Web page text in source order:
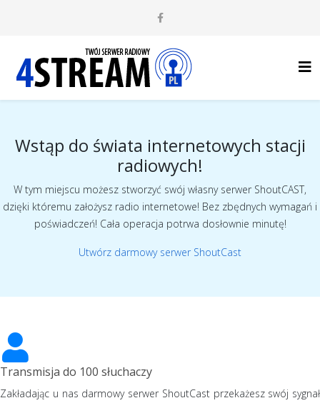
Wstąp do świata internetowych stacji
radiowych!
W tym miejscu możesz stworzyć swój własny serwer ShoutCAST,
dzięki któremu założysz radio internetowe! Bez zbędnych wymagań i
poświadczeń! Cała operacja potrwa dosłownie minutę!
Utwórz darmowy serwer ShoutCast
Transmisja do 100 słuchaczy
Zakładając u nas darmowy serwer ShoutCast przekażesz swój sygnał